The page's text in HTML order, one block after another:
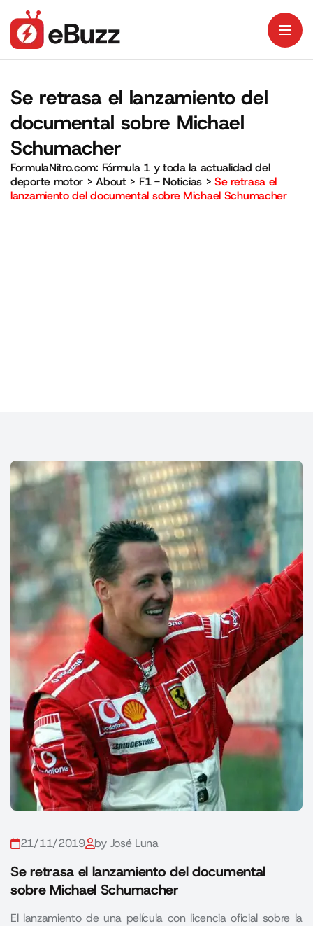
Se retrasa el lanzamiento del
documental sobre Michael
Schumacher
FormulaNitro.com: Fórmula 1 y toda la actualidad del
deporte motor >About> F1 - Noticias>Se retrasa el
lanzamiento del documental sobre Michael Schumacher
21/11/2019 by José Luna
Se retrasa el lanzamiento del documental
sobre Michael Schumacher
El lanzamiento de una película con licencia oficial sobre la